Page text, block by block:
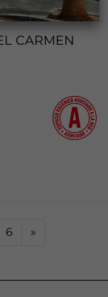
CARMEN
6 »